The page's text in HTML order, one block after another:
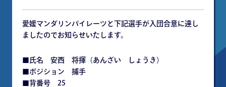
愛媛マンダリンパイレーツと下記選手が入団合意に達し
ましたのでお知らせいたします。
■氏名 安西 将揮（あんざい しょうき）
■ポジション 捕手
■背番号 25